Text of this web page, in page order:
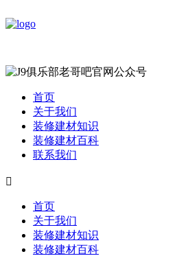
首页
关于我们
装修建材知识
装修建材百科
联系我们

首页
关于我们
装修建材知识
装修建材百科